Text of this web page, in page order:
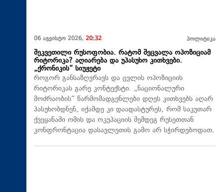
06 აგვისტო 2026, 20:32 პოლიტიკა
შეკვეთილი რუსოფობია. რატომ შეცვალა ოპოზიციამ
რიტორიკა? აღიარება და უპასუხო კითხვები.
„ქრონიკის“ სიუჟეტი
როგორ განსაზღვრავს და ცვლის ოპოზიციის
რიტორიკას გარე კონტექსტი. „ნაციონალური
მოძრაობის“ წარმომადგენლები დღეს კითხვებს აღარ
პასუხობდნენ, იქამდე კი დაადასტურეს, რომ საკუთარ
ქვეყანაში ომის და ოკუპაციის შემდეგ რუსეთთან
კონფრონტაცია დასავლეთის გამო არ სჭირდებოდათ.